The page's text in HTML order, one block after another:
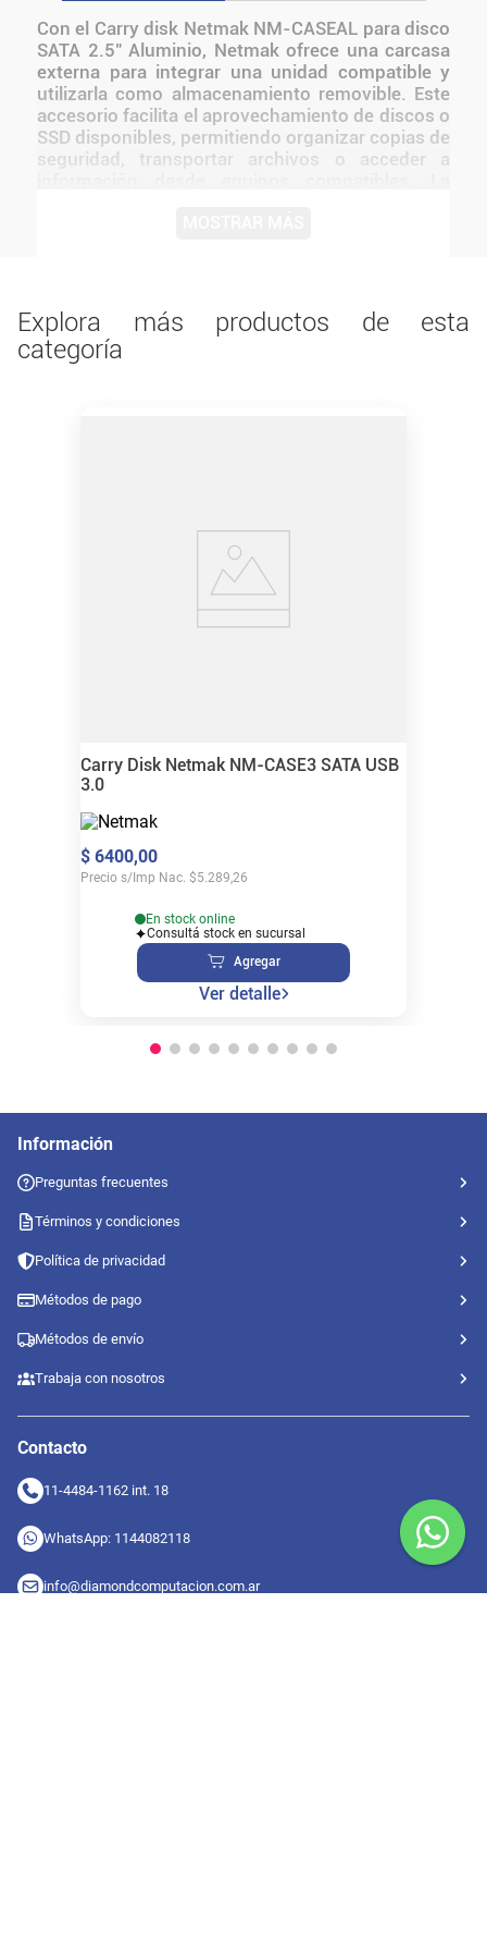
Con el Carry disk Netmak NM-CASEAL para disco
SATA 2.5" Aluminio, Netmak ofrece una carcasa
externa para integrar una unidad compatible y
utilizarla como almacenamiento removible. Este
accesorio facilita el aprovechamiento de discos o
SSD disponibles, permitiendo organizar copias de
seguridad, transportar archivos o acceder a
para proteger la unidad y conectarla desde el
exterior.
Explora más productos de esta
categoría
Carry Disk Netmak NM-CASE3 SATA USB
3.0
$ 6400,00
Precio s/Imp Nac. $5.289,26
En stock online
Consultá stock en sucursal
Agregar
Ver detalle
Información
Preguntas frecuentes
Términos y condiciones
Política de privacidad
Métodos de pago
Métodos de envío
Trabaja con nosotros
Contacto
11-4484-1162 int. 18
WhatsApp: 1144082118
info@diamondcomputacion.com.ar